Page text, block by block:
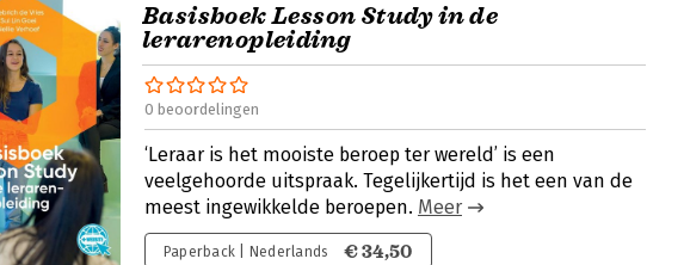
Basisboek Lesson Study in de
lerarenopleiding
0 beoordelingen
‘Leraar is het mooiste beroep ter wereld’ is een
veelgehoorde uitspraak. Tegelijkertijd is het een van de
meest ingewikkelde beroepen. Meer
Paperback | Nederlands € 34,50